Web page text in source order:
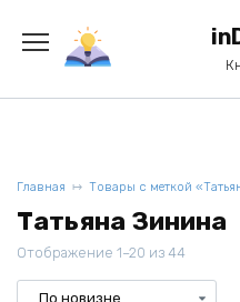
содержанию
Главная Товары с меткой
Татьяна Зинина
Отображение 1–20 из 44